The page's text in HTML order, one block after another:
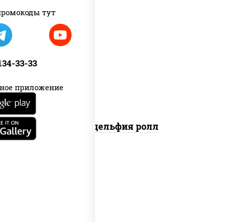
тут
33-33
приложение
new
рис, нори, сыр сливочный, авокадо,
Филадельфия ролл